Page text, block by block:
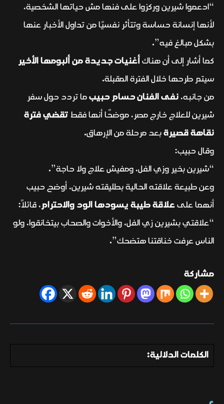
“ادعموا شيرين وركزوا على فنها مش حياتها الشخصية،
لأنها إنسانة حساسة وتتأثر نفسيًا من تداول الأخبار عنها
بشكل مبالغ فيه”.
كما أشار إلى أن هناكأغنيات جديدة من ألبومها الأخير
سيتم طرحها خلال الفترة المقبلة.
من جانبه،نفى الفنان حسام حبيبما تردد حول سفر
شيرين للعلاج خارج مصر، موضحًا أنها فقطتقضي فترة
نقاهة قصيرةبعد مرحلة من الإرهاق.
وقال حبيب:
“شيرين بخير وزي الفل، ومفيش علاج ولا حاجة”.
وعن طبيعة علاقته الحالية بطليقته شيرين، أوضح حبيب
أنهما علىعلاقة طيبة يسودها الود والاحترام، قائلاً:
“علاقتي بشيرين زي الفل، والأخوات والصحاب بيتخانقوا، ولو
الناس عرفت خناقتنا هتضحك”.
مشاركة
الكلمات الدلالية: